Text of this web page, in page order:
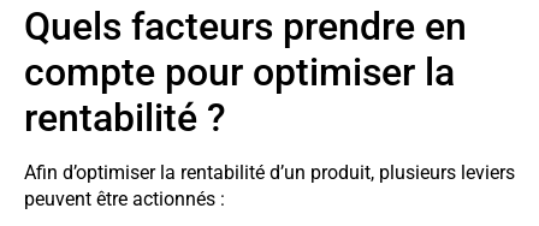
Quels facteurs prendre en
compte pour optimiser la
rentabilité ?
Afin d’optimiser la rentabilité d’un produit, plusieurs leviers
peuvent être actionnés :